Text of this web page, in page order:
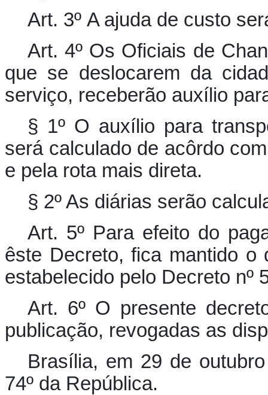
Art. 3º A ajuda de custo
Art. 4º Os Oficiais de
que se deslocarem da
serviço, receberão auxílio
§ 1º O auxílio para
será calculado de acôrdo
e pela rota mais direta.
§ 2º As diárias serão
Art. 5º Para efeito do
êste Decreto, fica mantido o
estabelecido pelo Decreto nº
Art. 6º O presente
publicação, revogadas as
Brasília, em 29 de
74º da República.